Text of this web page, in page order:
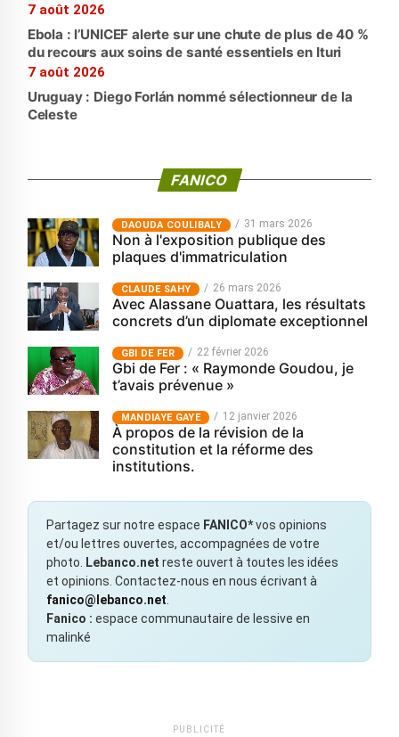
7 août 2026
Ebola : l’UNICEF alerte sur une chute de plus de 40 %
du recours aux soins de santé essentiels en Ituri
7 août 2026
Uruguay : Diego Forlán nommé sélectionneur de la
Celeste
FANICO
‎DAOUDA COULIBALY 31 mars 2026
Non à l'exposition publique des
plaques d'immatriculation
CLAUDE SAHY 26 mars 2026
Avec Alassane Ouattara, les résultats
concrets d’un diplomate exceptionnel
GBI DE FER 22 février 2026
Gbi de Fer : « Raymonde Goudou, je
t’avais prévenue »
MANDIAYE GAYE 12 janvier 2026
À propos de la révision de la
constitution et la réforme des
institutions.
Partagez sur notre espace FANICO*vos opinions
et/ou lettres ouvertes, accompagnées de votre
photo.
Lebanco.net reste ouvert à toutes les idées
et opinions. Contactez-nous en nous écrivant à
fanico@lebanco.net
Fanico : espace communautaire de lessive en
malinké
PUBLICITÉ